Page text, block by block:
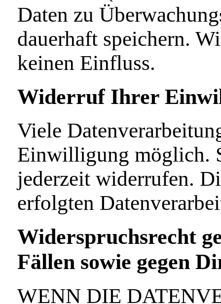
Daten zu
dauerhaft speichern.
keinen Einfluss.
Widerruf Ihrer
Viele
Einwilligung möglich.
jederzeit widerrufen.
erfolgten
Widerspruchsrecht
Fällen sowie gegen
WENN DIE